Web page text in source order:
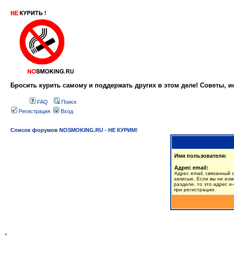
Бросить курить самому и поддержать других в этом деле!
FAQ
Поиск
Регистрация
Вход
Список форумов NOSMOKING.RU - НЕ КУРИМ!
Имя пользователя:
Адрес email:
Адрес email, связанный
записью. Если вы не
разделе, то это адрес
при регистрации.
*